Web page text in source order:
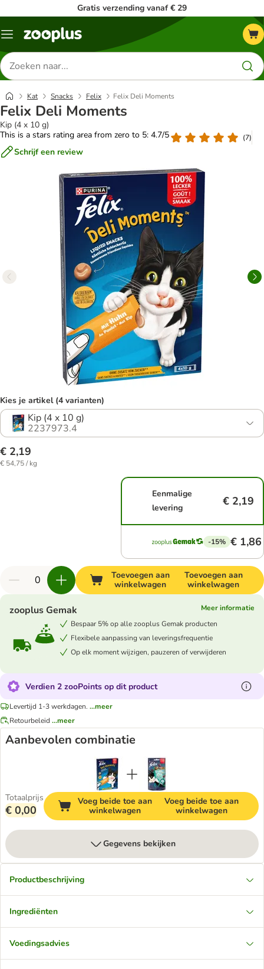
Gratis verzending vanaf € 29
Menu
Zoeken
naar
producten
Kat Snacks Felix Felix Deli Moments
Felix Deli Moments
Kip (4 x 10 g)
This is a stars rating area from zero to 5: 4.7/5
(7)
Schrijf een review
Kies je artikel (4 varianten)
Kip (4 x 10 g)
2237973.4
€ 2,19
€ 54,75 / kg
Eenmalige
levering
€ 2,19
-15% € 1,86
Toevoegen aan
winkelwagen
Toevoegen aan
winkelwagen
zooplus Gemak
Meer informatie
Bespaar 5% op alle zooplus Gemak producten
Flexibele aanpassing van leveringsfrequentie
Op elk moment wijzigen, pauzeren of verwijderen
Verdien 2 zooPoints op dit product
Levertijd 1-3 werkdagen. ...meer
Retourbeleid ...meer
Aanbevolen combinatie
Totaalprijs
€ 0,00
Voeg beide toe aan
winkelwagen
Voeg beide toe aan
winkelwagen
Gegevens bekijken
Productbeschrijving
Ingrediënten
Voedingsadvies